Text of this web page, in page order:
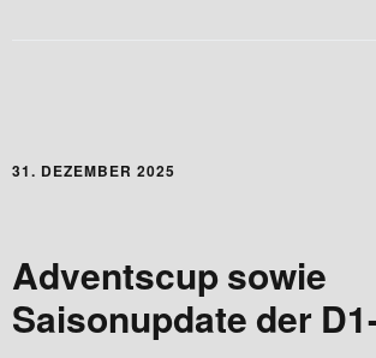
31. DEZEMBER 2025
Adventscup sowie
Saisonupdate der